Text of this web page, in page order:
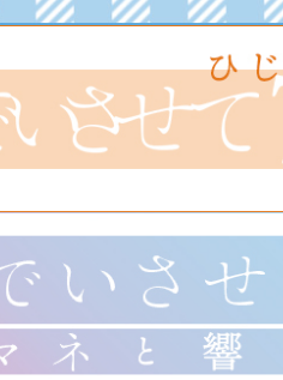
5
19
26
10月
4
11
12 13
19